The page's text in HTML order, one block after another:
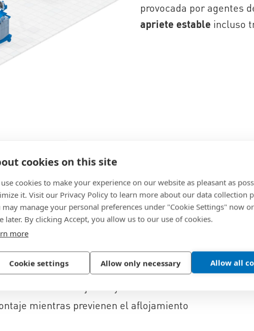
cookies on this site
cookies to make your experience on our website as pleasant as
it. Visit our Privacy Policy to learn more about our data collection
may manage your personal preferences under "Cookie Settings" now
later. By clicking Accept, you allow us to our use of cookies.
more
Cookie settings Allow only necessary Allow all
provocada por agentes
apriete estable incluso
cada unión
equipos electromédicosestán diseñadas para
y garantizar un rendimiento constante.
para proteger los equipos de
crean uniones duraderas sin necesidad de
alta fuerza de sujeción y fiabilidad del
mientras previenen el aflojamiento